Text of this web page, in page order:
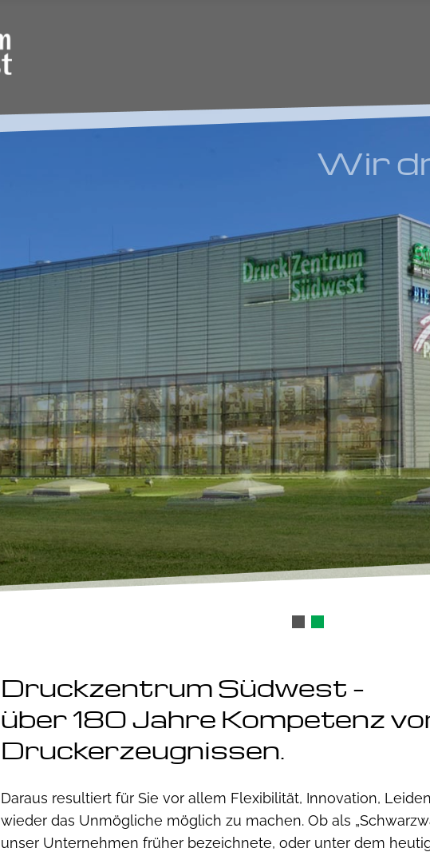
Wir
Druckzentrum Südwest –
über 180 Jahre Kompetenz
Druckerzeugnissen.
Daraus resultiert für Sie vor allem Flexibilität, Innovation,
wieder das Unmögliche möglich zu machen. Ob als
unser Unternehmen früher bezeichnete, oder unter dem